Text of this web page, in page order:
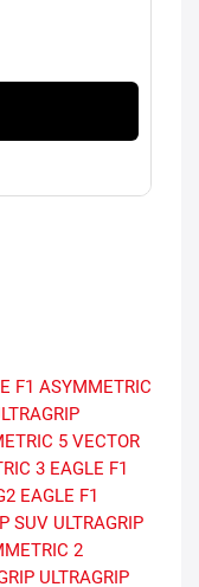
F1 ASYMMETRIC
5 VECTOR
3 EAGLE F1
EAGLE F1
SUV ULTRAGRIP
2
ULTRAGRIP